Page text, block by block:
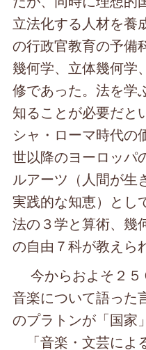
立法化する人材を養
の行政官教育の予備
幾何学、立体幾何学
修であった。法を学
知ることが必要だと
シャ・ローマ時代の
世以降のヨーロッパ
ルアーツ（人間が生
実践的な知恵）とし
法の３学と算術、幾
の自由７科が教えら
今からおよそ２５
音楽について語った
のプラトンが「国家
「音楽・文芸によ